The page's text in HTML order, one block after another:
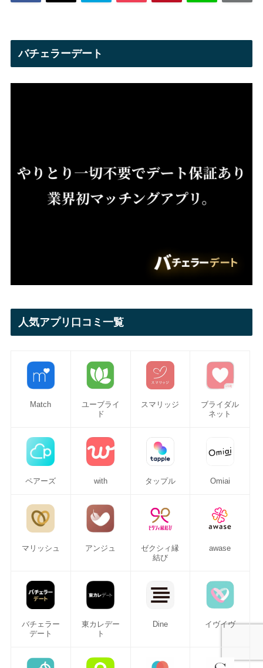
バチェラーデート
人気アプリ口コミ一覧
Match
ユーブライ
ド
スマリッジ
ブライダル
ネット
ペアーズ with タップル Omiai
マリッシュ アンジュ
ゼクシィ縁
結び
awase
バチェラー
デート
東カレデー
ト
Dine イヴイヴ